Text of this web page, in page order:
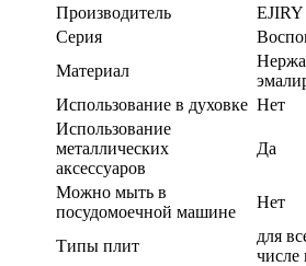
Производитель
EJIRY
Серия
Материал
Использование в духовке Нет
Использование
металлических
аксессуаров
Да
Можно мыть в
посудомоечной машине
Нет
Типы плит
для